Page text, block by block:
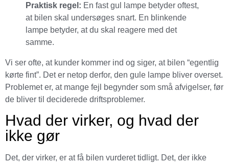
Praktisk regel: En fast gul lampe betyder oftest,
at bilen skal undersøges snart. En blinkende
lampe betyder, at du skal reagere med det
samme.
Vi ser ofte, at kunder kommer ind og siger, at bilen “egentlig
kørte fint”. Det er netop derfor, den gule lampe bliver overset.
Problemet er, at mange fejl begynder som små afvigelser, før
de bliver til deciderede driftsproblemer.
Hvad der virker, og hvad der
ikke gør
Det, der virker, er at få bilen vurderet tidligt. Det, der ikke